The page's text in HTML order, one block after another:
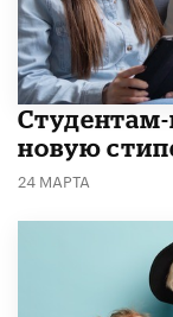
новую
24 МАРТА